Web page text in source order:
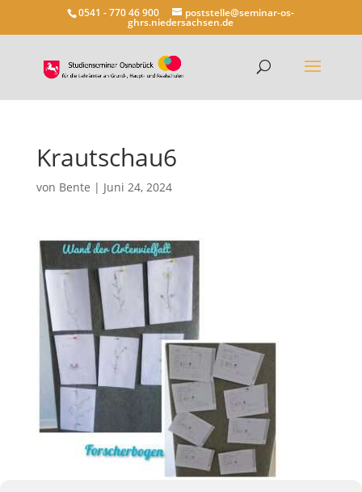
0541 - 770 46 900 poststelle@seminar-os-
ghrs.niedersachsen.de
Krautschau6
von Bente | Juni 24, 2024